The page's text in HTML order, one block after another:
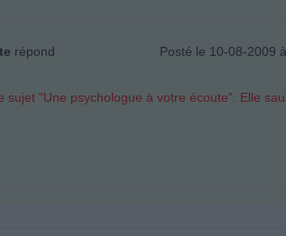
répond Posté le 10-08-2009
"Une psychologue à votre écoute". Elle